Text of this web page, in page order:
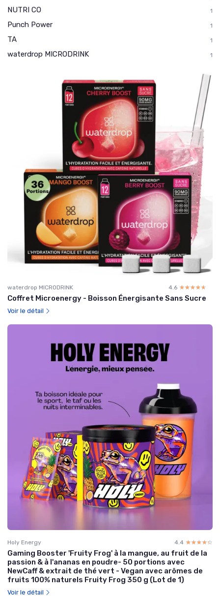
NUTRI CO 1
Punch Power 1
TA 1
waterdrop MICRODRINK 1
waterdrop MICRODRINK 4.6 ☆☆☆☆☆
★★★★★
Coffret Microenergy - Boisson Énergisante Sans Sucre
Voir le détail
Holy Energy 4.4 ☆☆☆☆☆
★★★★★
Gaming Booster 'Fruity Frog' à la mangue, au fruit de la
passion & à l'ananas en poudre- 50 portions avec
NewCaff & extrait de thé vert - Vegan avec arômes de
fruits 100% naturels Fruity Frog 350 g (Lot de 1)
Voir le détail